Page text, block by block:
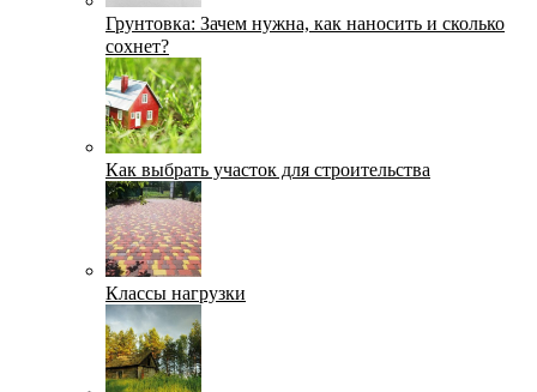
Грунтовка: Зачем нужна, как наносить и сколько
сохнет?
Как выбрать участок для строительства
Классы нагрузки